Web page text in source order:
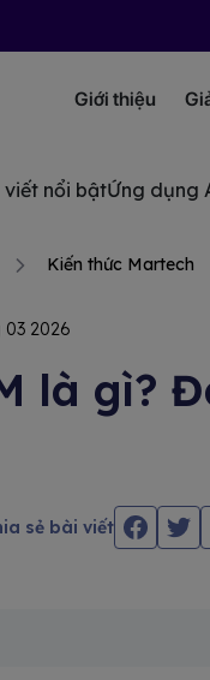
Giới thiệu
viết nổi bậtỨng dụng
Kiến thức Martech
03 2026
là gì?
sẻ bài viết